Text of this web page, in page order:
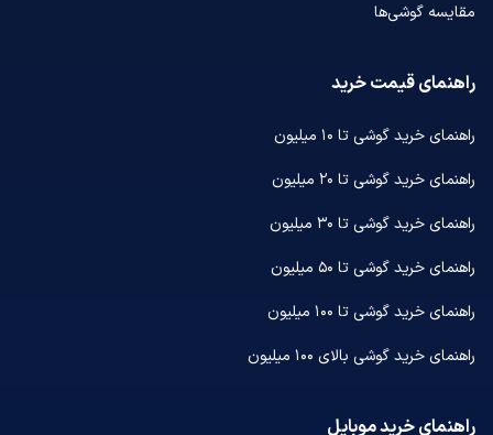
مقایسه گوشی‌ها
راهنمای قیمت خرید
راهنمای خرید گوشی تا ۱۰ میلیون
راهنمای خرید گوشی تا ۲۰ میلیون
راهنمای خرید گوشی تا ۳۰ میلیون
راهنمای خرید گوشی تا ۵۰ میلیون
راهنمای خرید گوشی تا ۱۰۰ میلیون
راهنمای خرید گوشی بالای ۱۰۰ میلیون
راهنمای خرید موبایل